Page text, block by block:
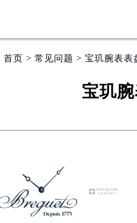
首页 > 常见问题 > 宝玑腕表表
宝玑